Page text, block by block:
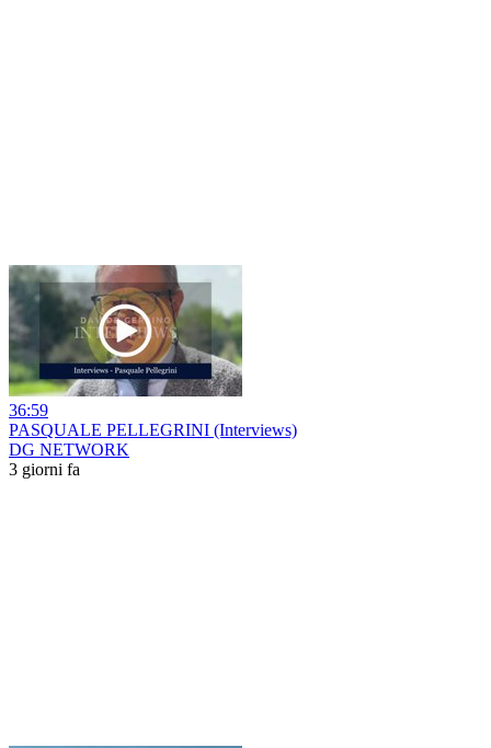
36:59
PASQUALE PELLEGRINI (Interviews)
DG NETWORK
3 giorni fa